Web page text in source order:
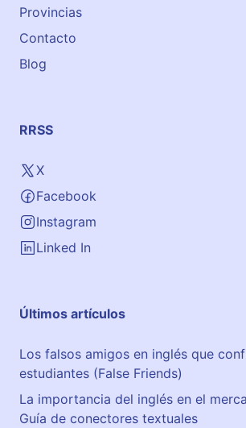
Provincias
Contacto
Blog
RRSS
X
Facebook
Instagram
Linked In
Últimos artículos
Los falsos amigos en inglés que
estudiantes (False Friends)
La importancia del inglés en el
Guía de conectores textuales